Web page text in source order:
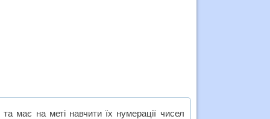
має на меті навчити їх нумерації чисел